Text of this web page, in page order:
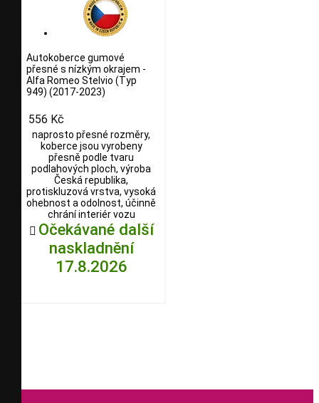
Autokoberce gumové
přesné s nízkým okrajem -
Alfa Romeo Stelvio (Typ
949) (2017-2023)
556 Kč
naprosto přesné rozměry,
koberce jsou vyrobeny
přesně podle tvaru
podlahových ploch, výroba
Česká republika,
protiskluzová vrstva, vysoká
ohebnost a odolnost, účinně
chrání interiér vozu
 Očekávané další
naskladnění
17.8.2026